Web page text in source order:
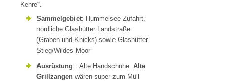
Kehre“.
Sammelgebiet: Hummelsee-Zufahrt,
nördliche Glashütter Landstraße
(Graben und Knicks) sowie Glashütter
Stieg/Wildes Moor
Ausrüstung: Alte Handschuhe. Alte
Grillzangen wären super zum Müll-